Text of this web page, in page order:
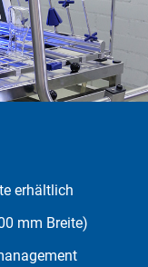
erhältlich
mm Breite)